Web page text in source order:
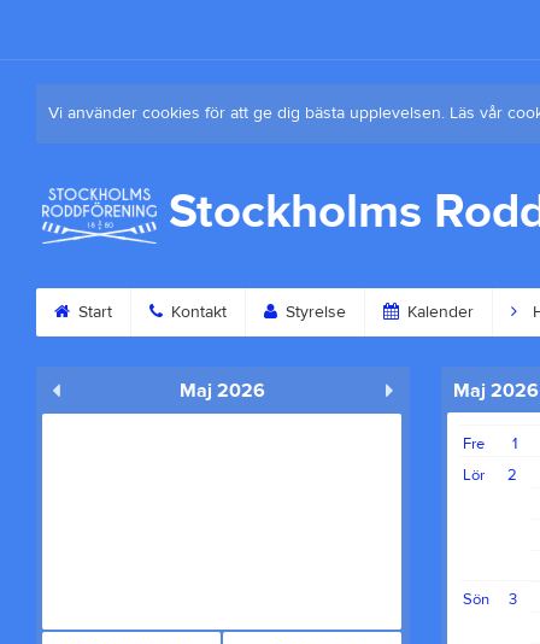
Vi använder cookies för att ge dig bästa upplevelsen. Läs vår
Stockholms
Start Kontakt Styrelse Kalender
Maj 2026 Maj 2026
1
Fre
2
Lör
3
Sön